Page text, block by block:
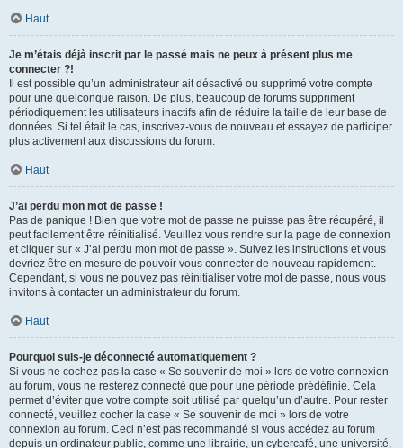
Haut
Je m’étais déjà inscrit par le passé mais ne peux à présent plus me
connecter ?!
Il est possible qu’un administrateur ait désactivé ou supprimé votre compte
pour une quelconque raison. De plus, beaucoup de forums suppriment
périodiquement les utilisateurs inactifs afin de réduire la taille de leur base de
données. Si tel était le cas, inscrivez-vous de nouveau et essayez de participer
plus activement aux discussions du forum.
Haut
J’ai perdu mon mot de passe !
Pas de panique ! Bien que votre mot de passe ne puisse pas être récupéré, il
peut facilement être réinitialisé. Veuillez vous rendre sur la page de connexion
et cliquer sur « J’ai perdu mon mot de passe ». Suivez les instructions et vous
devriez être en mesure de pouvoir vous connecter de nouveau rapidement.
Cependant, si vous ne pouvez pas réinitialiser votre mot de passe, nous vous
invitons à contacter un administrateur du forum.
Haut
Pourquoi suis-je déconnecté automatiquement ?
Si vous ne cochez pas la case « Se souvenir de moi » lors de votre connexion
au forum, vous ne resterez connecté que pour une période prédéfinie. Cela
permet d’éviter que votre compte soit utilisé par quelqu’un d’autre. Pour rester
connecté, veuillez cocher la case « Se souvenir de moi » lors de votre
connexion au forum. Ceci n’est pas recommandé si vous accédez au forum
depuis un ordinateur public, comme une librairie, un cybercafé, une université,